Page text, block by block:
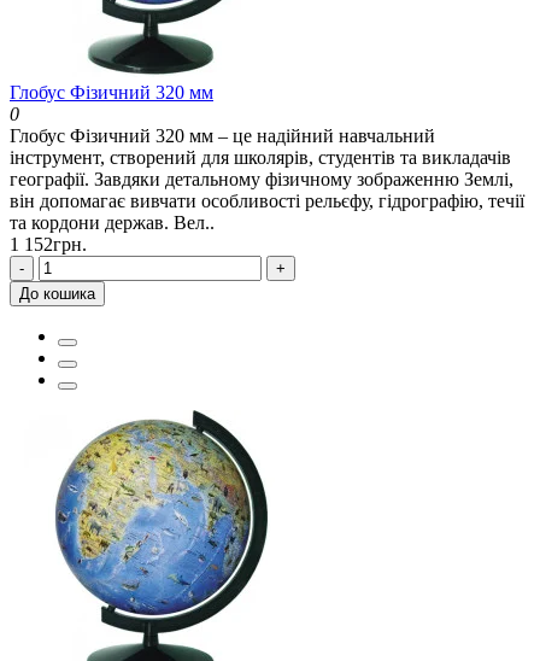
Глобус Фізичний 320 мм
0
Глобус Фізичний 320 мм – це надійний навчальний
інструмент, створений для школярів, студентів та викладачів
географії. Завдяки детальному фізичному зображенню Землі,
він допомагає вивчати особливості рельєфу, гідрографію, течії
та кордони держав. Вел..
1 152грн.
-
+
До кошика